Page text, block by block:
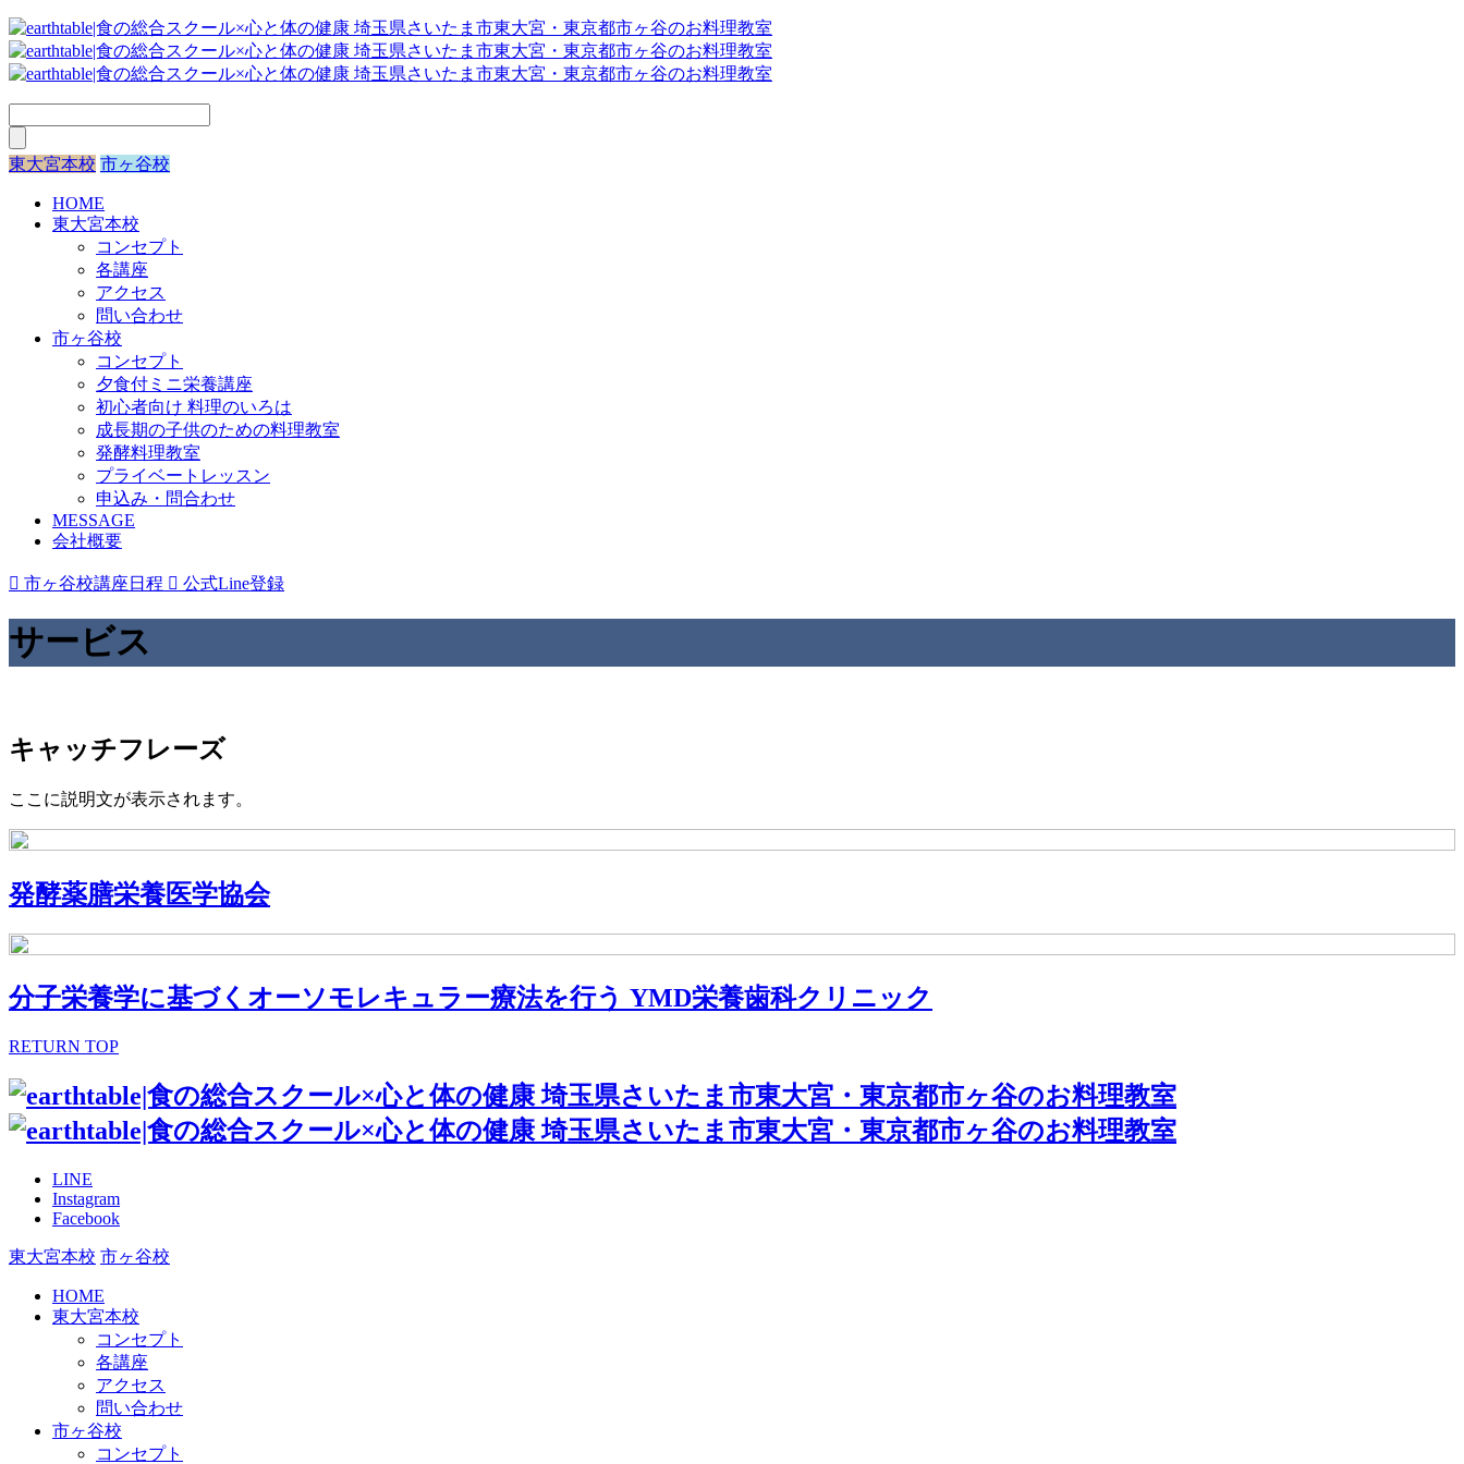
東大宮本校 市ヶ谷校
HOME
東大宮本校
コンセプト
各講座
アクセス
問い合わせ
市ヶ谷校
コンセプト
夕食付ミニ栄養講座
初心者向け 料理のいろは
成長期の子供のための料理教室
発酵料理教室
プライベートレッスン
申込み・問合わせ
MESSAGE
会社概要
 市ヶ谷校講座日程  公式Line登録
サービス
キャッチフレーズ
ここに説明文が表示されます。
発酵薬膳栄養医学協会
分子栄養学に基づくオーソモレキュラー療法を行う YMD栄養歯科クリニック
RETURN TOP
LINE
Instagram
Facebook
東大宮本校 市ヶ谷校
HOME
東大宮本校
コンセプト
各講座
アクセス
問い合わせ
市ヶ谷校
コンセプト